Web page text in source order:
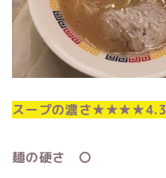
スープの濃さ★★★★4.3
麺の硬さ 〇